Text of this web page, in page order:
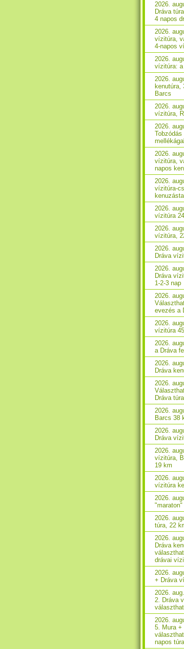
2026.
Dráva
4 napos
2026.
vízitúra,
4-napos
2026.
vízitúra: a
2026.
kenutúra,
Barcs
2026.
vízitúra,
2026.
Tobzódás
2026.
vízitúra,
napos
2026.
vízitúra-
2026.
vízitúra
2026.
vízitúra,
2026.
Dráva
2026.
Dráva
1-2-3 nap
2026.
evezés a
2026.
vízitúra
2026.
a Dráva
2026.
Dráva
2026.
Dráva
2026.
Barcs 38
2026.
Dráva
2026.
vízitúra,
19 km
2026.
vízitúra
2026.
2026.
túra, 22
2026.
Dráva
drávai
2026.
+ Dráva
2026.
2. Dráva
2026.
5. Mura +
napos túra